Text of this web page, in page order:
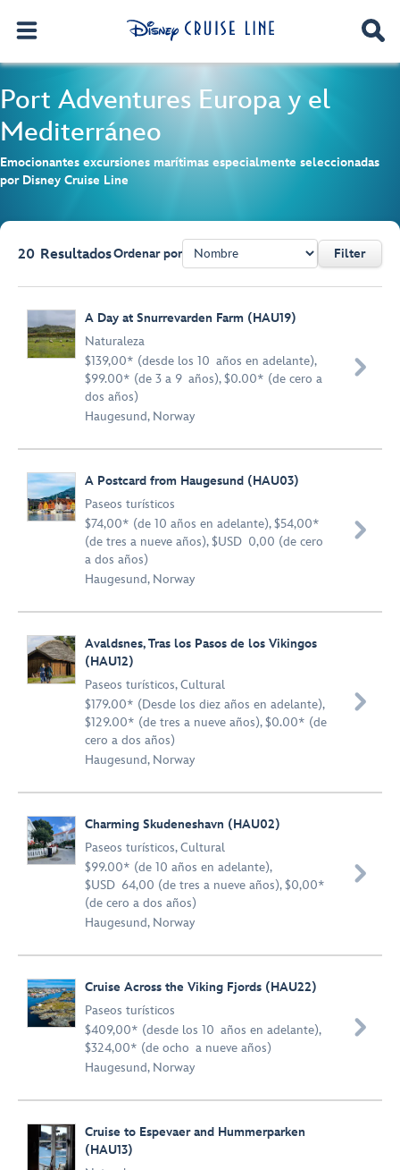
Port Adventures Europa y el
Mediterráneo
Emocionantes excursiones marítimas especialmente seleccionadas
por Disney Cruise Line
20 ResultadosOrdenar por Filter
A Day at Snurrevarden Farm (HAU19)
Naturaleza
$139,00* (desde los 10 años en adelante),
$99.00* (de 3 a 9 años), $0.00* (de cero a
dos años)
Haugesund, Norway

A Postcard from Haugesund (HAU03)
Paseos turísticos
$74,00* (de 10 años en adelante), $54,00*
(de tres a nueve años), $USD 0,00 (de cero
a dos años)
Haugesund, Norway

Avaldsnes, Tras los Pasos de los Vikingos
(HAU12)
Paseos turísticos,Cultural
$179.00* (Desde los diez años en adelante),
$129.00* (de tres a nueve años), $0.00* (de
cero a dos años)
Haugesund, Norway

Charming Skudeneshavn (HAU02)
Paseos turísticos,Cultural
$99.00* (de 10 años en adelante),
$USD 64,00 (de tres a nueve años), $0,00*
(de cero a dos años)
Haugesund, Norway

Cruise Across the Viking Fjords (HAU22)
Paseos turísticos
$409,00* (desde los 10 años en adelante),
$324,00* (de ocho a nueve años)
Haugesund, Norway

Cruise to Espevaer and Hummerparken
(HAU13)